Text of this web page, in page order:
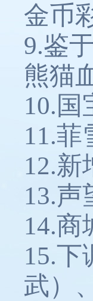
金币
9.鉴
熊猫
10.国
11.
12.新
13.
14.
15.
武）